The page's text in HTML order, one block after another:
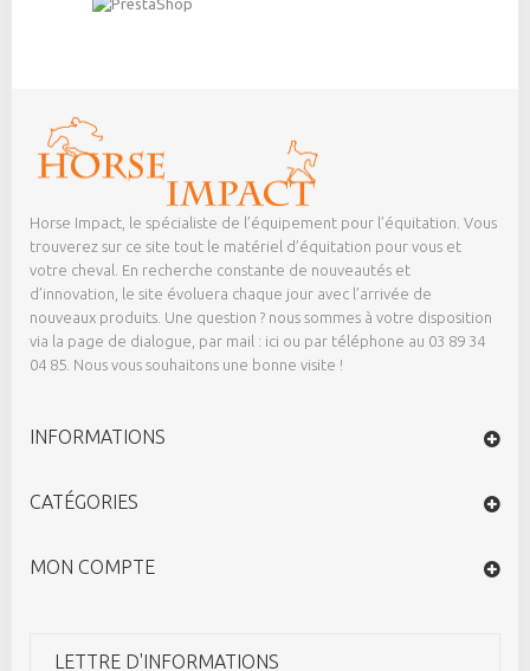
Horse Impact, le spécialiste de l’équipement pour l’équitation. Vous
trouverez sur ce site tout le matériel d’équitation pour vous et
votre cheval. En recherche constante de nouveautés et
d’innovation, le site évoluera chaque jour avec l’arrivée de
nouveaux produits. Une question ? nous sommes à votre disposition
via la page de dialogue, par mail : ici ou par téléphone au 03 89 34
04 85. Nous vous souhaitons une bonne visite !
INFORMATIONS
CATÉGORIES
MON COMPTE
LETTRE D'INFORMATIONS